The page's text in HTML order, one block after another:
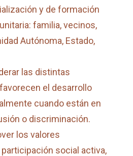
y de formación
familia, vecinos,
Autónoma, Estado,
las distintas
el desarrollo
cuando están en
o discriminación.
los valores
social activa,